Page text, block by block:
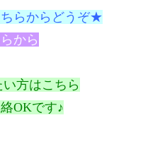
らからどうぞ★
から
方はこちら
OKです♪